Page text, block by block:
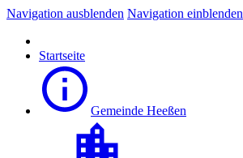
Navigation ausblenden Navigation einblenden
Startseite
Gemeinde Heeßen